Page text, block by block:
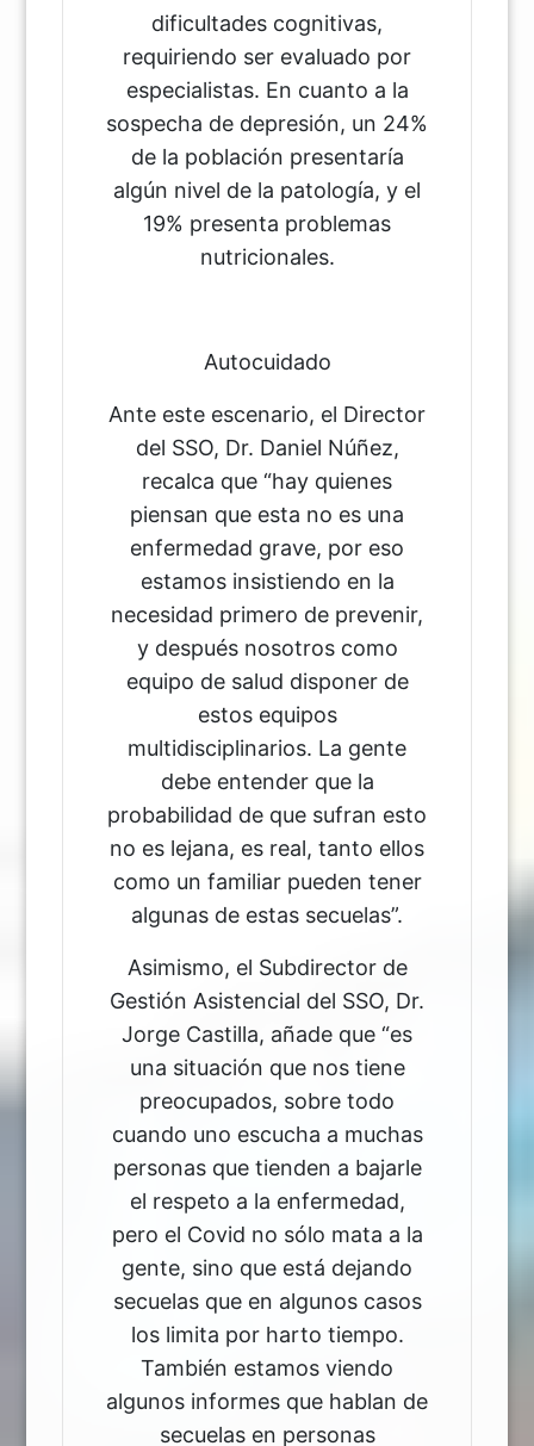
dificultades cognitivas,
requiriendo ser evaluado por
especialistas. En cuanto a la
sospecha de depresión, un 24%
de la población presentaría
algún nivel de la patología, y el
19% presenta problemas
nutricionales.
Autocuidado
Ante este escenario, el Director
del SSO, Dr. Daniel Núñez,
recalca que “hay quienes
piensan que esta no es una
enfermedad grave, por eso
estamos insistiendo en la
necesidad primero de prevenir,
y después nosotros como
equipo de salud disponer de
estos equipos
multidisciplinarios. La gente
debe entender que la
probabilidad de que sufran esto
no es lejana, es real, tanto ellos
como un familiar pueden tener
algunas de estas secuelas”.
Asimismo, el Subdirector de
Gestión Asistencial del SSO, Dr.
Jorge Castilla, añade que “es
una situación que nos tiene
preocupados, sobre todo
cuando uno escucha a muchas
personas que tienden a bajarle
el respeto a la enfermedad,
pero el Covid no sólo mata a la
gente, sino que está dejando
secuelas que en algunos casos
los limita por harto tiempo.
También estamos viendo
algunos informes que hablan de
secuelas en personas